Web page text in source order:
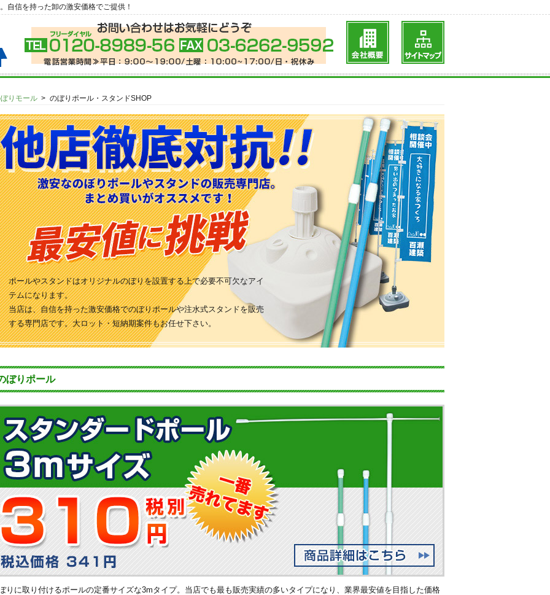
自信を持った卸の激安価格でご提供！
りモール のぼりポール・スタンドSHOP
ポールやスタンドはオリジナルのぼりを設置する上で必要不可欠なアイ
テムになります。
当店は、自信を持った激安価格でのぼりポールや注水式スタンドを販売
する専門店です。大ロット・短納期案件もお任せ下さい。
ぼりポール
りに取り付けるポールの定番サイズな3mタイプ。当店でも最も販売実績の多いタイプになり、業界最安値を目指した価格